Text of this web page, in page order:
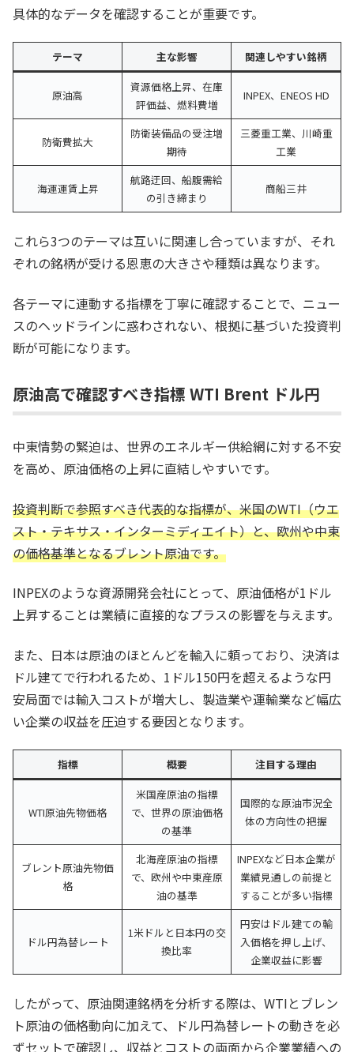
具体的なデータを確認することが重要です。
テーマ 主な影響 関連しやすい銘柄
原油高
資源価格上昇、在庫
評価益、燃料費増
INPEX、ENEOS HD
防衛費拡大
防衛装備品の受注増
期待
三菱重工業、川崎重
工業
海運運賃上昇
航路迂回、船腹需給
の引き締まり
商船三井
これら3つのテーマは互いに関連し合っていますが、それ
ぞれの銘柄が受ける恩恵の大きさや種類は異なります。
各テーマに連動する指標を丁寧に確認することで、ニュー
スのヘッドラインに惑わされない、根拠に基づいた投資判
断が可能になります。
原油高で確認すべき指標 WTI Brent ドル円
中東情勢の緊迫は、世界のエネルギー供給網に対する不安
を高め、原油価格の上昇に直結しやすいです。
投資判断で参照すべき代表的な指標が、米国のWTI（ウエ
スト・テキサス・インターミディエイト）と、欧州や中東
の価格基準となるブレント原油です。
INPEXのような資源開発会社にとって、原油価格が1ドル
上昇することは業績に直接的なプラスの影響を与えます。
また、日本は原油のほとんどを輸入に頼っており、決済は
ドル建てで行われるため、1ドル150円を超えるような円
安局面では輸入コストが増大し、製造業や運輸業など幅広
い企業の収益を圧迫する要因となります。
指標 概要 注目する理由
WTI原油先物価格
米国産原油の指標
で、世界の原油価格
の基準
国際的な原油市況全
体の方向性の把握
ブレント原油先物価
格
北海産原油の指標
で、欧州や中東産原
油の基準
INPEXなど日本企業が
業績見通しの前提と
することが多い指標
ドル円為替レート
1米ドルと日本円の交
換比率
円安はドル建ての輸
入価格を押し上げ、
企業収益に影響
したがって、原油関連銘柄を分析する際は、WTIとブレン
ト原油の価格動向に加えて、ドル円為替レートの動きを必
ずセットで確認し、収益とコストの両面から企業業績への